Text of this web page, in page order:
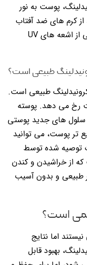
پوست به نور
کرم های ضد آفتاب
استفاده شود تا از آسیب های ناشی از اشعه های UV
طبیعی است؟
طبیعی است.
رخ می دهد. پوسته
سلول های جدید پوستی
تر پوست، می توانید
توصیه شده توسط
از خراشیدن و کندن
طبیعی و بدون آسیب
است؟
اما نتایج
بهبود قابل